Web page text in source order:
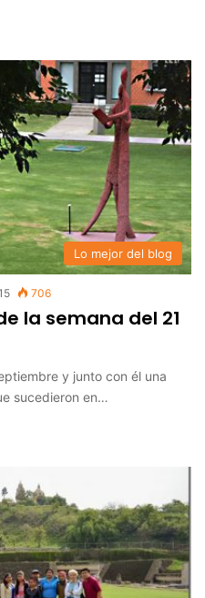
Lo mejor del blog
706
la semana del 21
y junto con él una
sucedieron en…